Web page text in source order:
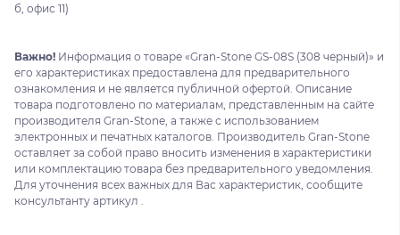
б, офис 11)
Важно! Информация о товаре «Gran-Stone GS-08S (308 черный)» и
его характеристиках предоставлена для предварительного
ознакомления и не является публичной офертой. Описание
товара подготовлено по материалам, представленным на сайте
производителя Gran-Stone, а также с использованием
электронных и печатных каталогов. Производитель Gran-Stone
оставляет за собой право вносить изменения в характеристики
или комплектацию товара без предварительного уведомления.
Для уточнения всех важных для Вас характеристик, сообщите
консультанту артикул .